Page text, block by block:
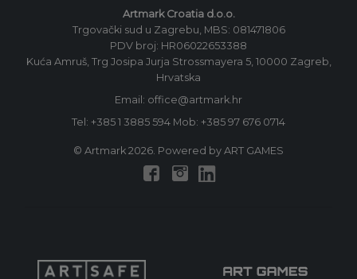
Artmark Croatia d.o.o.
Trgovački sud u Zagrebu, MBS: 081471806
PDV broj: HR06022653388
Kuća Amruš, Trg Josipa Jurja Strossmayera 5, 10000 Zagreb,
Hrvatska
Email: office@artmark.hr
Tel: +385 1 3885 594 Mob: +385 97 676 0714
© Artmark 2026. Powered by ART GAMES